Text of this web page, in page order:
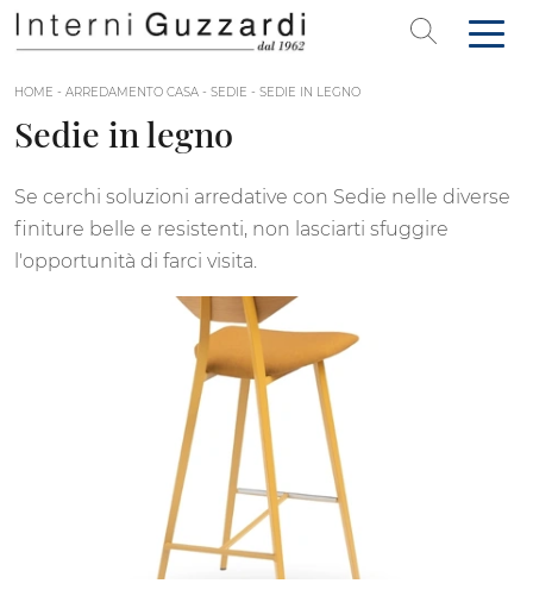
HOME - ARREDAMENTO CASA - SEDIE - SEDIE IN LEGNO
Sedie in legno
Se cerchi soluzioni arredative con Sedie nelle diverse
finiture belle e resistenti, non lasciarti sfuggire
l'opportunità di farci visita.